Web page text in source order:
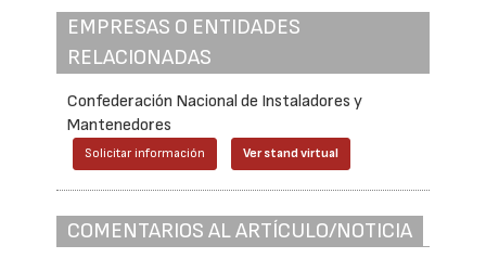
EMPRESAS O ENTIDADES
RELACIONADAS
Confederación Nacional de Instaladores y
Mantenedores
Solicitar información Ver stand virtual
COMENTARIOS AL ARTÍCULO/NOTICIA